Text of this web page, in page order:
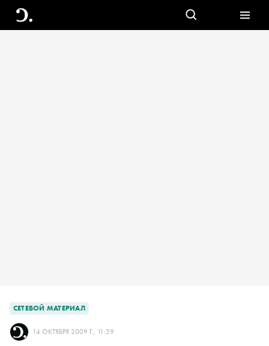
СЕТЕВОЙ МАТЕРИАЛ
14 ОКТЯБРЯ 2009 Г., 11:59